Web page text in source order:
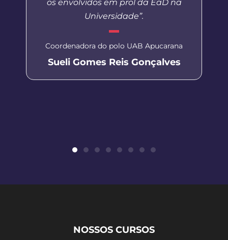
os envolvidos em prol da EaD na
Universidade”.
Coordenadora do polo UAB Apucarana
Sueli Gomes Reis Gonçalves
NOSSOS CURSOS